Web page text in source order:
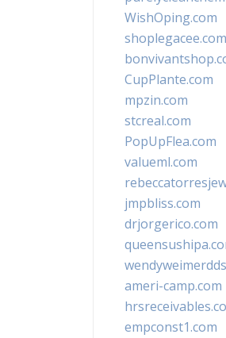
WishOping.com
shoplegacee.com
CupPlante.com
mpzin.com
stcreal.com
PopUpFlea.com
valueml.com
jmpbliss.com
drjorgerico.com
ameri-camp.com
empconst1.com